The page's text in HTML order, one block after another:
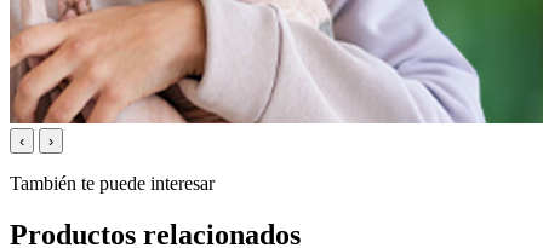
‹ ›
También te puede interesar
Productos relacionados